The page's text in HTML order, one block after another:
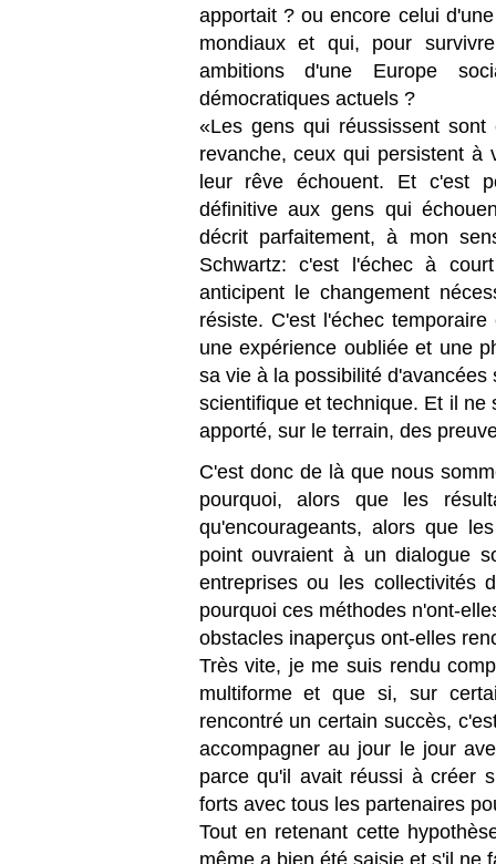
apportait ? ou encore celui
mondiaux et qui, pour
ambitions d'une Europe
démocratiques actuels ?
«Les gens qui réussissent
revanche, ceux qui persistent à
leur rêve échouent. Et c'est
définitive aux gens qui
décrit parfaitement, à mon
Schwartz: c'est l'échec à
anticipent le changement
résiste. C'est l'échec
une expérience oubliée et une
sa vie à la possibilité
scientifique et technique. Et il
apporté, sur le terrain, des
C'est donc de là que nous
pourquoi, alors que les
qu'encourageants, alors que
point ouvraient à un dialogue
entreprises ou les collectivités
pourquoi ces méthodes n'ont-
obstacles inaperçus ont-elles
Très vite, je me suis rendu
multiforme et que si, sur
rencontré un certain succès,
accompagner au jour le jour
parce qu'il avait réussi à créer
forts avec tous les partenaires
Tout en retenant cette
même a bien été saisie et s'il ne